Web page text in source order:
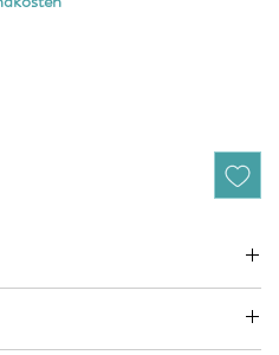
zB. 50cm (0,5m) daher bitte Anzahl 5